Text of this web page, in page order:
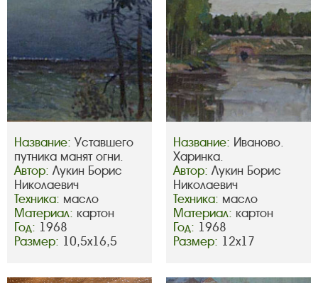
Название: Уставшего
путника манят огни.
Автор: Лукин Борис
Николаевич
Техника: масло
Материал: картон
Год: 1968
Размер: 10,5х16,5
Название: Иваново.
Харинка.
Автор: Лукин Борис
Николаевич
Техника: масло
Материал: картон
Год: 1968
Размер: 12х17